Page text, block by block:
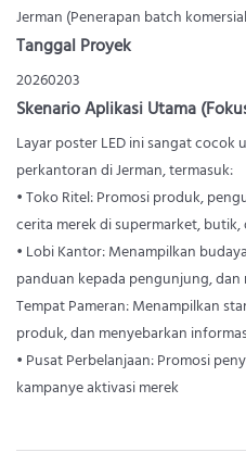
Jerman (Penerapan batch
Tanggal Proyek
20260203
Skenario Aplikasi Utama
Layar poster LED ini sangat cocok
perkantoran di Jerman, termasuk:
• Toko Ritel: Promosi produk,
cerita merek di supermarket,
• Lobi Kantor: Menampilkan
panduan kepada pengunjung,
Tempat Pameran: Menampilkan
produk, dan menyebarkan
• Pusat Perbelanjaan: Promosi
kampanye aktivasi merek